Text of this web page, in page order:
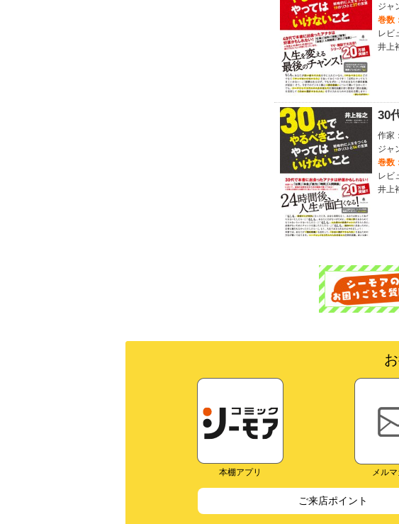
ジャ
巻数
レビ
井上
30
作家
ジャ
巻数
レビ
井上
本棚アプリ メル
ご来店ポイント